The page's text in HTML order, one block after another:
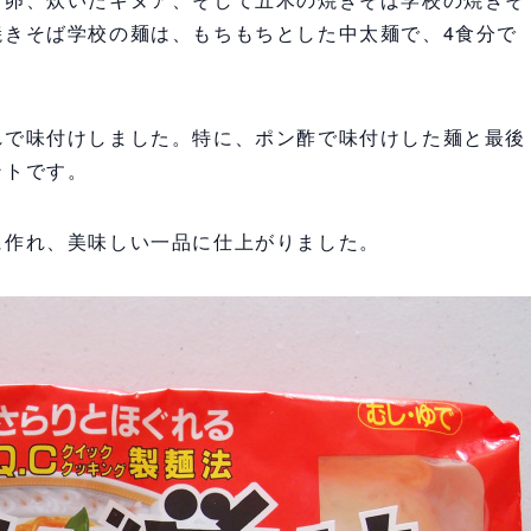
そば学校の麺は、もちもちとした中太麺で、4食分で
味付けしました。特に、ポン酢で味付けした麺と最後
です。
れ、美味しい一品に仕上がりました。